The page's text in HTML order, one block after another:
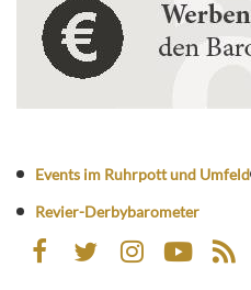
Events im Ruhrpott und Umfeld
Revier-Derbybarometer